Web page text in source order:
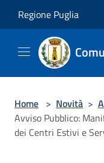
Regione Puglia
Home > Novità >
Avviso Pubblico:
dei Centri Estivi e